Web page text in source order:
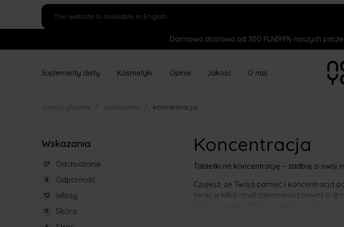
The website is available in English.
Darmowa dostawa od 300 PLN 99% naszych
Suplementy diety Kosmetyki Opinie Jakość O nas
strona główna / wskazania / koncentracja
Wskazania
Odchudzanie
17
Odporność
8
Włosy
12
Skóra
11
Koncentracja
Tabletki na koncentrację – zadbaj o swój
Czujesz, że Twoja pamięć i koncentracja
teraz w kilka chwil zapominasz nawet o